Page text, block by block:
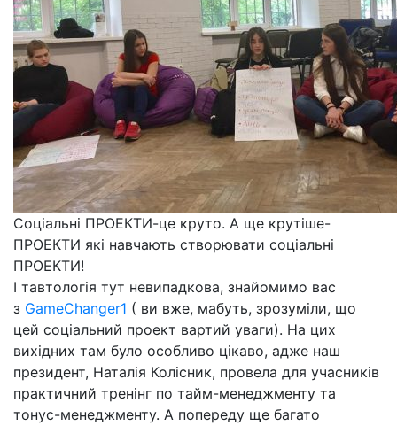
Соціальні ПРОЕКТИ-це круто. А ще крутіше-
ПРОЕКТИ які навчають створювати соціальні
ПРОЕКТИ!
І тавтологія тут невипадкова, знайомимо вас
з GameChanger1 ( ви вже, мабуть, зрозуміли, що
цей соціальний проект вартий уваги). На цих
вихідних там було особливо цікаво, адже наш
президент, Наталія Колісник, провела для учасників
практичний тренінг по тайм-менеджменту та
тонус-менеджменту. А попереду ще багато